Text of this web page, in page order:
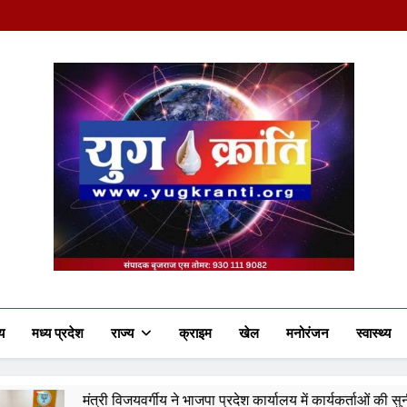
Yug Kranti |
मध्य प्रदेश राज्य क्राइम खेल मनोरंजन स्वास्थ्य
ने भाजपा प्रदेश कार्यालय में कार्यकर्ताओं की सुनी जनसमस्याएं